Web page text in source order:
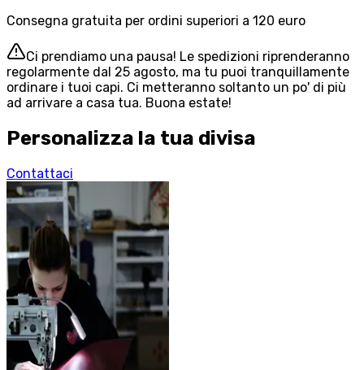
Consegna gratuita per ordini superiori a 120 euro
Ci prendiamo una pausa! Le spedizioni riprenderanno
regolarmente dal 25 agosto, ma tu puoi tranquillamente
ordinare i tuoi capi. Ci metteranno soltanto un po' di più
ad arrivare a casa tua. Buona estate!
Personalizza la tua divisa
Contattaci